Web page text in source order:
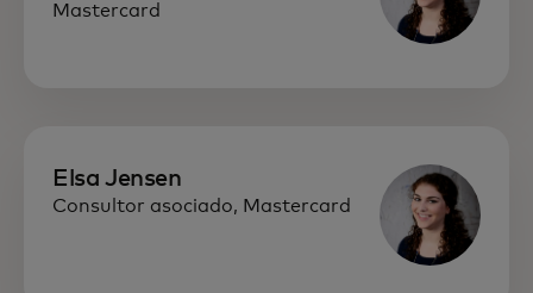
Mastercard
Elsa Jensen
Consultor asociado, Mastercard